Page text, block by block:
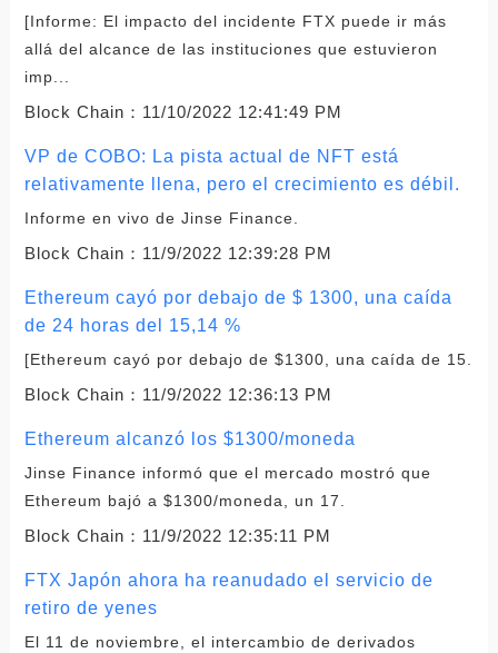
[Informe: El impacto del incidente FTX puede ir más
allá del alcance de las instituciones que estuvieron
imp...
Block Chain： 11/10/2022 12:41:49 PM
VP de COBO: La pista actual de NFT está
relativamente llena, pero el crecimiento es débil.
Informe en vivo de Jinse Finance.
Block Chain： 11/9/2022 12:39:28 PM
Ethereum cayó por debajo de $ 1300, una caída
de 24 horas del 15,14 %
[Ethereum cayó por debajo de $1300, una caída de 15.
Block Chain： 11/9/2022 12:36:13 PM
Ethereum alcanzó los $1300/moneda
Jinse Finance informó que el mercado mostró que
Ethereum bajó a $1300/moneda, un 17.
Block Chain： 11/9/2022 12:35:11 PM
FTX Japón ahora ha reanudado el servicio de
retiro de yenes
El 11 de noviembre, el intercambio de derivados